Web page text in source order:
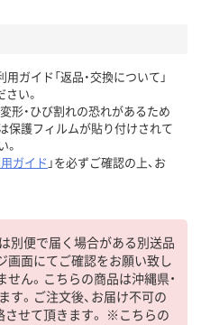
ガイド「返品・交換について」
い。
形・ひび割れの恐れがあるため
保護フィルムが貼り付けされて
ガイド 」を必ずご確認の上、お
別便で届く場合がある別送品
画面にてご確認をお願い致し
ん。こちらの商品は沖縄県・
。ご注文後、お届け不可の
させて頂きます。 ※こちらの